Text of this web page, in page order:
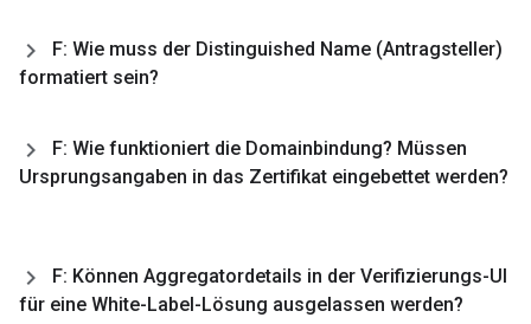
F: Wie muss der Distinguished Name (Antragsteller)
formatiert sein?
F: Wie funktioniert die Domainbindung? Müssen
Ursprungsangaben in das Zertifikat eingebettet werden?
F: Können Aggregatordetails in der Verifizierungs-UI
für eine White-Label-Lösung ausgelassen werden?